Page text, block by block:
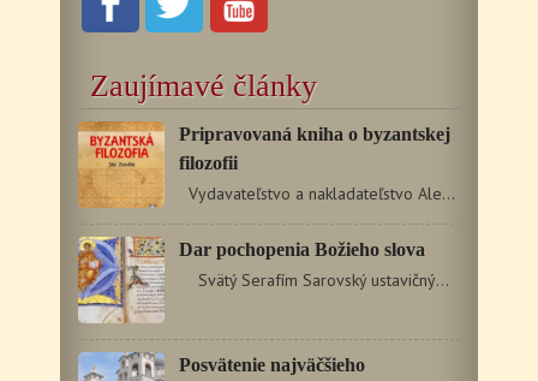
Zaujímavé články
Pripravovaná kniha o byzantskej
filozofii
Vydavateľstvo a nakladateľstvo Aleš Čeněk pripravuje…
Dar pochopenia Božieho slova
Svätý Serafím Sarovský ustavičným čítaním…
Posvätenie najväčšieho